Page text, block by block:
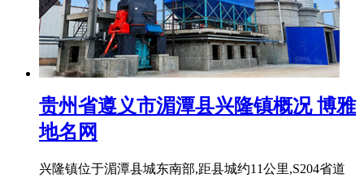
贵州省遵义市湄潭县兴隆镇概况 博雅
地名网
兴隆镇位于湄潭县城东南部,距县城约11公里,S204省道